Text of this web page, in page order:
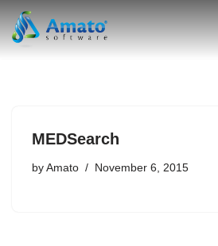
Skip
MEDSearch
by Amato November 6, 2015